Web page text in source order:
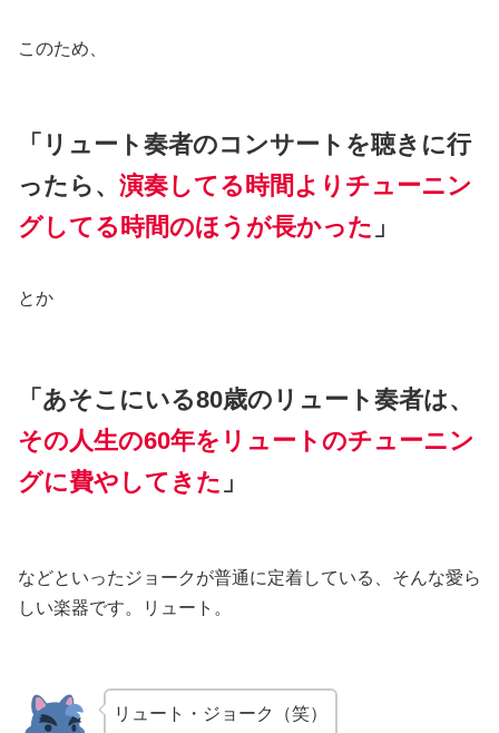
このため、
「リュート奏者のコンサートを聴きに行
ったら、 演奏してる時間よりチューニン
グしてる時間のほうが長かった 」
とか
「あそこにいる80歳のリュート奏者は、
その人生の60年をリュートのチューニン
グに費やしてきた 」
などといったジョークが普通に定着している、そんな愛ら
しい楽器です。リュート。
リュート・ジョーク（笑）